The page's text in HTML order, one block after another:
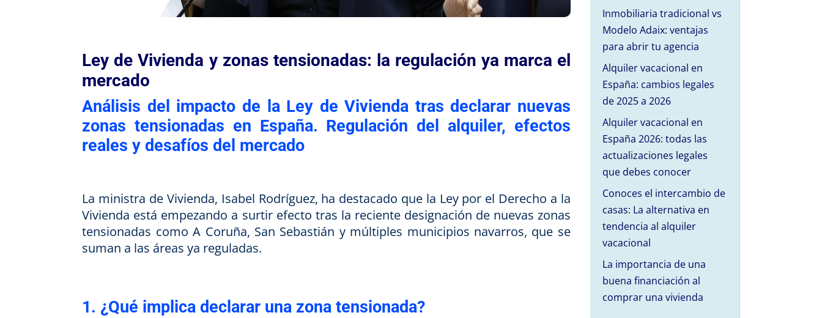
Ley de Vivienda y zonas tensionadas: la regulación ya marca el
mercado
Análisis del impacto de la Ley de Vivienda tras declarar nuevas
zonas tensionadas en España. Regulación del alquiler, efectos
reales y desafíos del mercado
La ministra de Vivienda, Isabel Rodríguez, ha destacado que la Ley por el Derecho a la
Vivienda está empezando a surtir efecto tras la reciente designación de nuevas zonas
tensionadas como A Coruña, San Sebastián y múltiples municipios navarros, que se
suman a las áreas ya reguladas.
1. ¿Qué implica declarar una zona tensionada?
Inmobiliaria tradicional vs
Modelo Adaix: ventajas
para abrir tu agencia
Alquiler vacacional en
España: cambios legales
de 2025 a 2026
Alquiler vacacional en
España 2026: todas las
actualizaciones legales
que debes conocer
Conoces el intercambio de
casas: La alternativa en
tendencia al alquiler
vacacional
La importancia de una
buena financiación al
comprar una vivienda